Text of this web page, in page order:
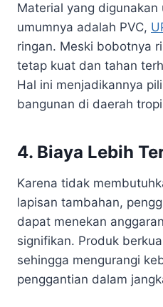
Material yang
umumnya adalah PVC,
ringan. Meski bobotnya
tetap kuat dan tahan
Hal ini menjadikannya
bangunan di daerah
4. Biaya Lebih
Karena tidak
lapisan tambahan,
dapat menekan
signifikan. Produk
sehingga mengurangi
penggantian dalam